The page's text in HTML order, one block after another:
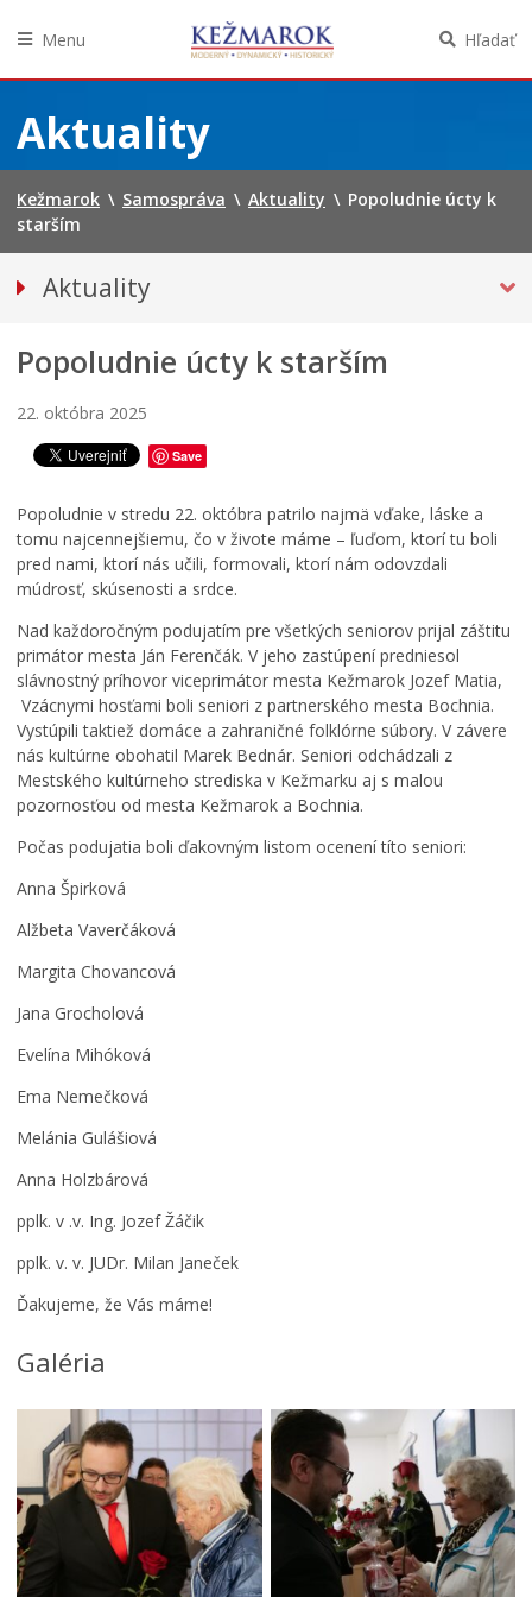
obsah
Menu Hľadať
Aktuality
Kežmarok \ Samospráva \ Aktuality \ Popoludnie úcty k
starším
Aktuality
Spravodajstvo
Bezpečnosť
Životné prostredie
Zdravie
Cirkev
Šport
Popoludnie úcty k starším
22. októbra 2025
Save
Popoludnie v stredu 22. októbra patrilo najmä vďake, láske a
tomu najcennejšiemu, čo v živote máme – ľuďom, ktorí tu boli
pred nami, ktorí nás učili, formovali, ktorí nám odovzdali
múdrosť, skúsenosti a srdce.
Nad každoročným podujatím pre všetkých seniorov prijal záštitu
primátor mesta Ján Ferenčák. V jeho zastúpení predniesol
slávnostný príhovor viceprimátor mesta Kežmarok Jozef Matia,
Vzácnymi hosťami boli seniori z partnerského mesta Bochnia.
Vystúpili taktiež domáce a zahraničné folklórne súbory. V závere
nás kultúrne obohatil Marek Bednár. Seniori odchádzali z
Mestského kultúrneho strediska v Kežmarku aj s malou
pozornosťou od mesta Kežmarok a Bochnia.
Počas podujatia boli ďakovným listom ocenení títo seniori:
Anna Špirková
Alžbeta Vaverčáková
Margita Chovancová
Jana Grocholová
Evelína Mihóková
Ema Nemečková
Melánia Gulášiová
Anna Holzbárová
pplk. v .v. Ing. Jozef Žáčik
pplk. v. v. JUDr. Milan Janeček
Ďakujeme, že Vás máme!
Galéria
Č
k
l
c
i
i
ž
v
a
j
p
á
d
I
v
e
t
č
é
a
k
i
y